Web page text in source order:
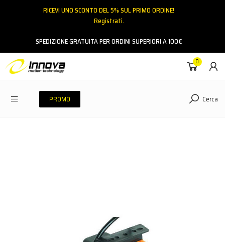
RICEVI UNO SCONTO DEL 5% SUL PRIMO ORDINE!
Registrati.
SPEDIZIONE GRATUITA PER ORDINI SUPERIORI A 100€
0
PROMO Cerca